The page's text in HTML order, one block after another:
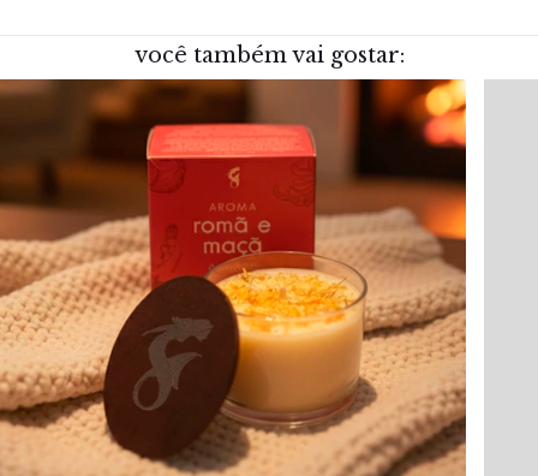
você também vai gostar: